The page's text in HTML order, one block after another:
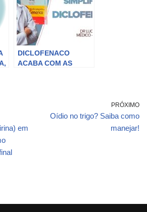
DICLOFENACO
ACABA COM AS
LUCAS FUSTINONI
em
PRÓXIMO
Oídio no trigo? Saiba como
manejar!